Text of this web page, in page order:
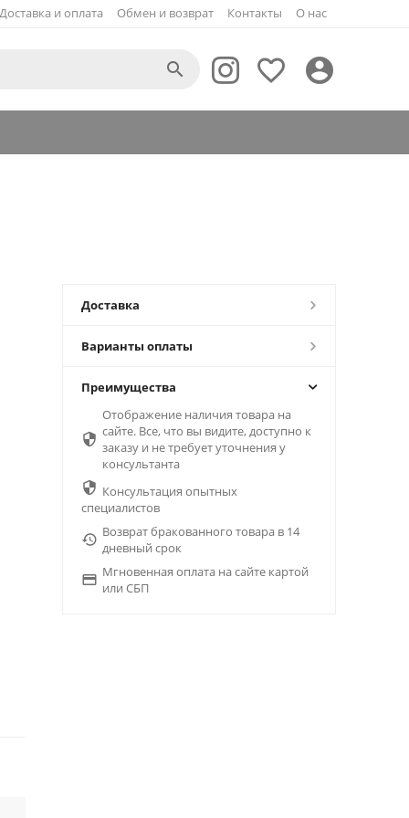
Доставка и оплата Обмен и возврат Контакты О нас



Доставка
Варианты оплаты
Преимущества

Отображение наличия товара на
сайте. Все, что вы видите, доступно к
заказу и не требует уточнения у
консультанта
 Консультация опытных
специалистов
 Возврат бракованного товара в 14
дневный срок
 Мгновенная оплата на сайте картой
или СБП